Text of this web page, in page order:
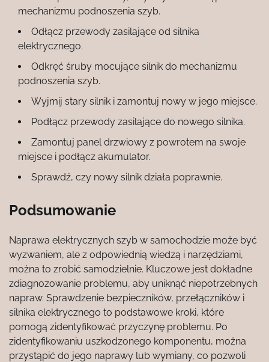
mechanizmu podnoszenia szyb.
Odłącz przewody zasilające od silnika
elektrycznego.
Odkręć śruby mocujące silnik do mechanizmu
podnoszenia szyb.
Wyjmij stary silnik i zamontuj nowy w jego miejsce.
Podłącz przewody zasilające do nowego silnika.
Zamontuj panel drzwiowy z powrotem na swoje
miejsce i podłącz akumulator.
Sprawdź, czy nowy silnik działa poprawnie.
Podsumowanie
Naprawa elektrycznych szyb w samochodzie może być
wyzwaniem, ale z odpowiednią wiedzą i narzędziami,
można to zrobić samodzielnie. Kluczowe jest dokładne
zdiagnozowanie problemu, aby uniknąć niepotrzebnych
napraw. Sprawdzenie bezpieczników, przełączników i
silnika elektrycznego to podstawowe kroki, które
pomogą zidentyfikować przyczynę problemu. Po
zidentyfikowaniu uszkodzonego komponentu, można
przystąpić do jego naprawy lub wymiany, co pozwoli